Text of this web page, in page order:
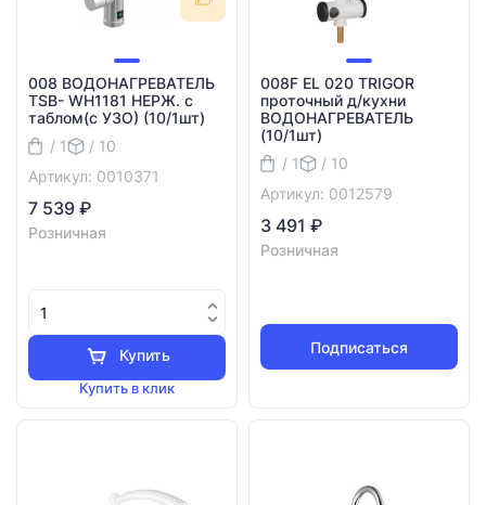
008 ВОДОНАГРЕВАТЕЛЬ
TSB- WH1181 НЕРЖ. с
таблом(с УЗО) (10/1шт)
/ 1
/ 10
Артикул: 0010371
7 539 ₽
Розничная
Купить
Купить в клик
008F EL 020 TRIGOR
проточный д/кухни
ВОДОНАГРЕВАТЕЛЬ
(10/1шт)
/ 1
/ 10
Артикул: 0012579
3 491 ₽
Розничная
Подписаться